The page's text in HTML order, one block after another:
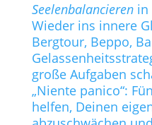
Seelenbalancierenin
Wieder ins innere
Bergtour, Beppo,
große Aufgaben
„Niente panico“:
helfen, Deinen